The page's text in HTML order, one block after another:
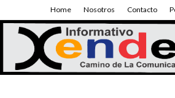
Home Nosotros Contacto